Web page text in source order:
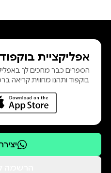
אפליקציית בוקפוד
הספרים כבר מחכים לך
בוקפוד ותהנו מחווית קריאה